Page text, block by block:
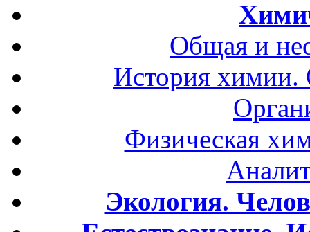
Общая и
История
Физическая
Экология.